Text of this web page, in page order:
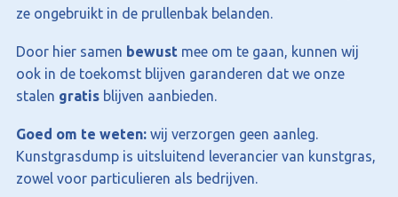
ze ongebruikt in de prullenbak belanden.
Door hier samen bewust mee om te gaan, kunnen wij
ook in de toekomst blijven garanderen dat we onze
stalen gratis blijven aanbieden.
Goed om te weten: wij verzorgen geen aanleg.
Kunstgrasdump is uitsluitend leverancier van kunstgras,
zowel voor particulieren als bedrijven.